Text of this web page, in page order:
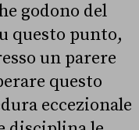
godono del
questo punto,
un parere
questo
eccezionale